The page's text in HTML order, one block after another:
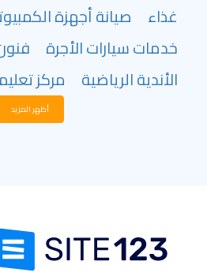
غذاء
صيانة أجهزة
خدمات سيارات الأجرة
الأندية الرياضية
مركز
أظهر المزيد